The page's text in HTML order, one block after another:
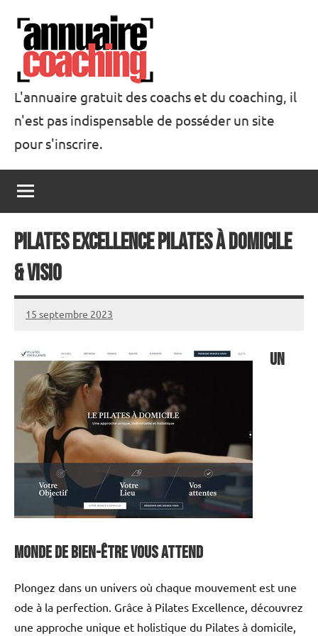
contenu
Annuaire
Coaching
L'annuaire gratuit des coachs et du coaching, il
n'est pas indispensable de posséder un site
pour s'inscrire.
Pilates Excellence Pilates à domicile
& visio
15 septembre 2023
annuairecoaching
Un
monde de bien-être vous attend
Plongez dans un univers où chaque mouvement est une
ode à la perfection. Grâce à Pilates Excellence, découvrez
une approche unique et holistique du Pilates à domicile,